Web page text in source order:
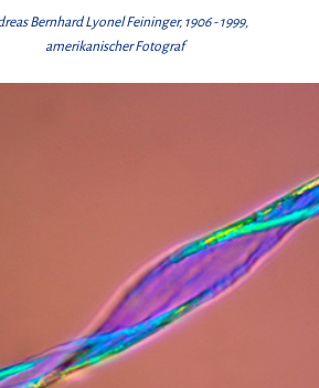
Bernhard Lyonel Feininger, 1906 - 1999,
amerikanischer Fotograf